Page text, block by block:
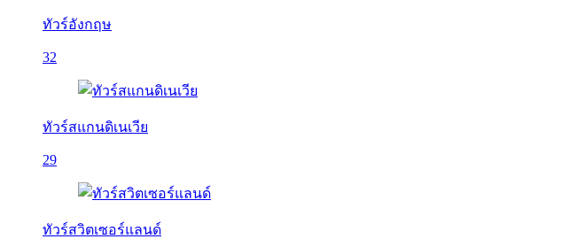
ทัวร์อังกฤษ
32
ทัวร์สแกนดิเนเวีย
29
ทัวร์สวิตเซอร์แลนด์